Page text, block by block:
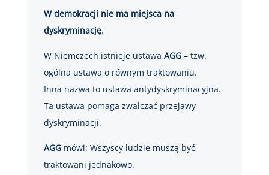
W demokracji nie ma miejsca na
dyskryminację.
W Niemczech istnieje ustawa AGG– tzw.
ogólna ustawa o równym traktowaniu.
Inna nazwa to ustawa antydyskryminacyjna.
Ta ustawa pomaga zwalczać przejawy
dyskryminacji.
AGGmówi: Wszyscy ludzie muszą być
traktowani jednakowo.